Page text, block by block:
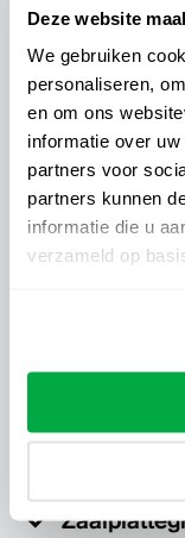
Deze website
We gebruiken
personaliseren,
en om ons
informatie over
partners voor
partners kunnen
informatie die u
verzameld op
Schouwburg
Aanvangstijd:
14:30 uur
Eindtijd:
02.00 uur
Pauze:
Nog niet
Ja